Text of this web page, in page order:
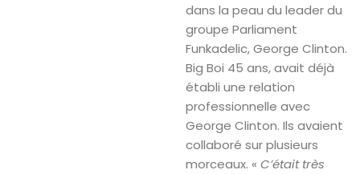
dans la peau du leader du
groupe Parliament
Funkadelic, George Clinton.
Big Boi 45 ans, avait déjà
établi une relation
professionnelle avec
George Clinton. Ils avaient
collaboré sur plusieurs
morceaux. « C’était très